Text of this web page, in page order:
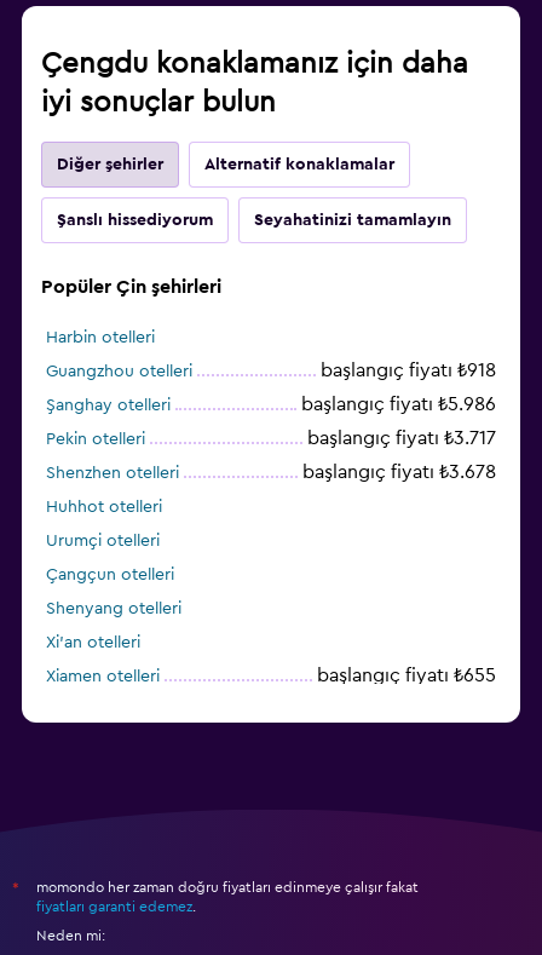
Çengdu konaklamanız için daha
iyi sonuçlar bulun
Diğer şehirler Alternatif konaklamalar
Şanslı hissediyorum Seyahatinizi tamamlayın
Popüler Çin şehirleri
Harbin otelleri
Guangzhou otelleri
başlangıç fiyatı ₺918
Şanghay otelleri başlangıç fiyatı ₺5.986
Pekin otelleri başlangıç fiyatı ₺3.717
Shenzhen otelleri başlangıç fiyatı ₺3.678
Huhhot otelleri
Urumçi otelleri
Çangçun otelleri
Shenyang otelleri
Xi'an otelleri
Xiamen otelleri
başlangıç fiyatı ₺655
*
momondo her zaman doğru fiyatları edinmeye çalışır fakat
fiyatları garanti edemez
Neden mi: